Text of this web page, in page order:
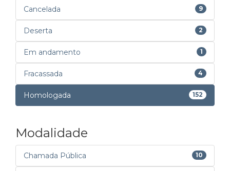
Cancelada 9
Deserta 2
Em andamento 1
Fracassada 4
Homologada 152
Modalidade
Chamada Pública 10